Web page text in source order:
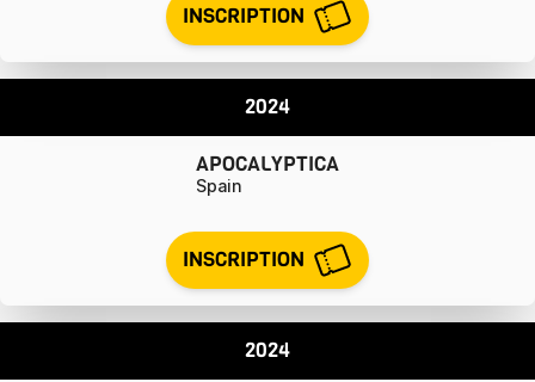
INSCRIPTION
2024
APOCALYPTICA
Spain
INSCRIPTION
2024